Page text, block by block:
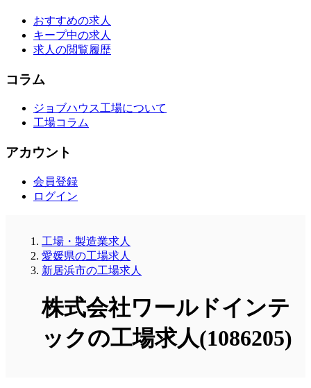
おすすめの求人
キープ中の求人
求人の閲覧履歴
コラム
ジョブハウス工場について
工場コラム
アカウント
会員登録
ログイン
工場・製造業求人
愛媛県の工場求人
新居浜市の工場求人
株式会社ワールドインテ
ックの工場求人(1086205)